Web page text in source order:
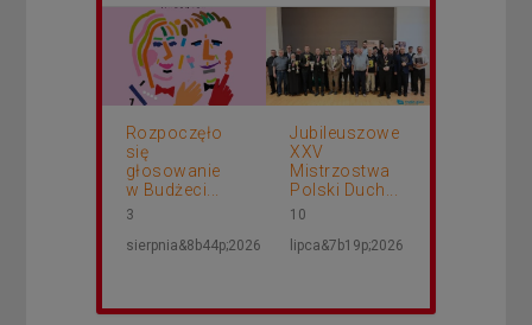
Rozpoczęło
się
głosowanie
w Budżeci...
3
sierpnia&8b44p;2026
Jubileuszowe
XXV
Mistrzostwa
Polski Duch...
10
lipca&7b19p;2026